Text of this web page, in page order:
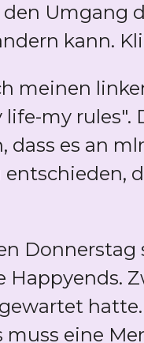
Umgang
kann.
meinen
my rules".
dass es an
entschieden,
Happyends.
muss eine